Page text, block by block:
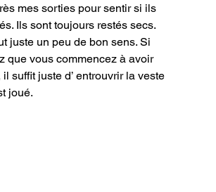
mes sorties pour sentir si ils
Ils sont toujours restés secs.
juste un peu de bon sens. Si
que vous commencez à avoir
suffit juste d’ entrouvrir la veste
joué.